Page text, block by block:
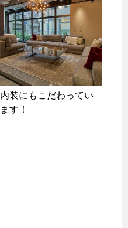
内装にもこだわってい
ます！